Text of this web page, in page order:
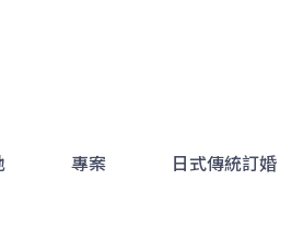
專案 日式傳統訂婚